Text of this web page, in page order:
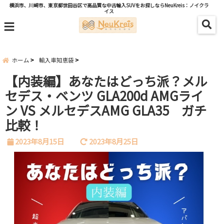
横浜市、川崎市、東京都世田谷区で高品質な中古輸入SUVをお探しならNeuKreis：ノイクラ
イス
menu
ホーム 輸入車知恵袋
【内装編】あなたはどっち派？メル
セデス・ベンツ GLA200d AMGライ
ン VS メルセデスAMG GLA35 ガチ
比較！
2023年8月15日 2023年8月25日